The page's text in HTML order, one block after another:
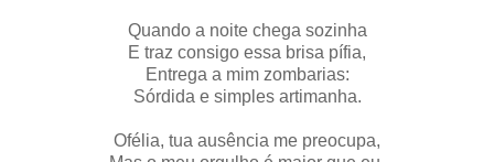
Quando a noite chega sozinha
E traz consigo essa brisa pífia,
Entrega a mim zombarias:
Sórdida e simples artimanha.
Ofélia, tua ausência me preocupa,